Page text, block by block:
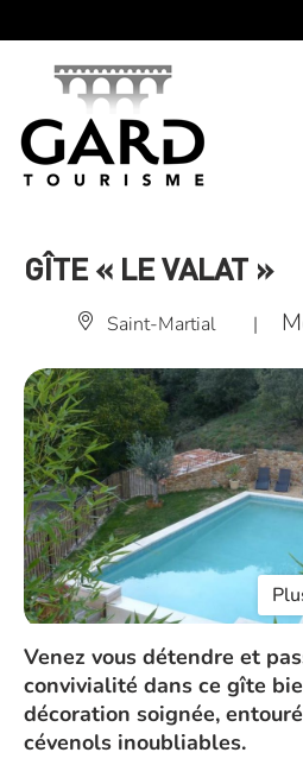
GÎTE « LE VALAT »
Saint-Martial |
Venez vous détendre et
convivialité dans ce gîte
décoration soignée,
cévenols inoubliables.